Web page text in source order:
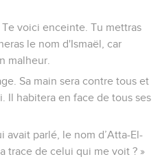
voici enceinte. Tu mettras
le nom d'Ismaël, car
malheur.
Sa main sera contre tous et
Il habitera en face de tous ses
avait parlé, le nom d’Atta-El-
trace de celui qui me voit ? »